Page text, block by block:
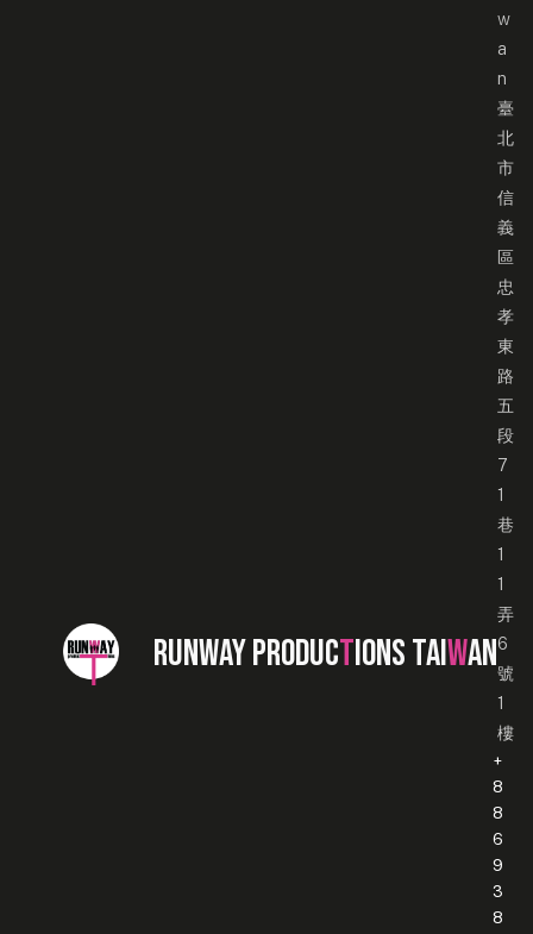
RUNWAY PRODUCTIONS TAIWAN
w
a
n
臺
北
市
信
義
區
忠
孝
東
路
五
段
7
1
巷
1
1
弄
6
號
1
樓
+
8
8
6
9
3
8